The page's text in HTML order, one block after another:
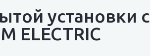
установки с
ELECTRIC